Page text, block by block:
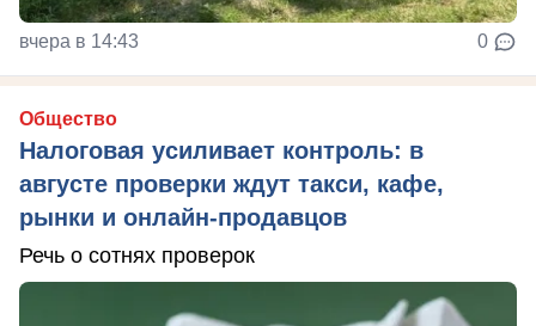
вчера в 14:43 0
Общество
Налоговая усиливает контроль: в
августе проверки ждут такси, кафе,
рынки и онлайн-продавцов
Речь о сотнях проверок